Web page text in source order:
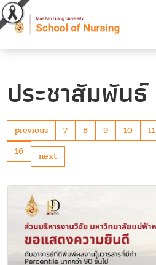
ประชาสัมพันธ์
previous 7 8 9 10 11
16
next